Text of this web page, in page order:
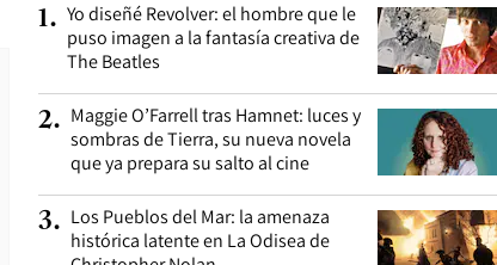
1. Yo diseñé Revolver: el hombre que le
puso imagen a la fantasía creativa de
The Beatles
2. Maggie O’Farrell tras Hamnet: luces y
sombras de Tierra, su nueva novela
que ya prepara su salto al cine
3. Los Pueblos del Mar: la amenaza
histórica latente en La Odisea de